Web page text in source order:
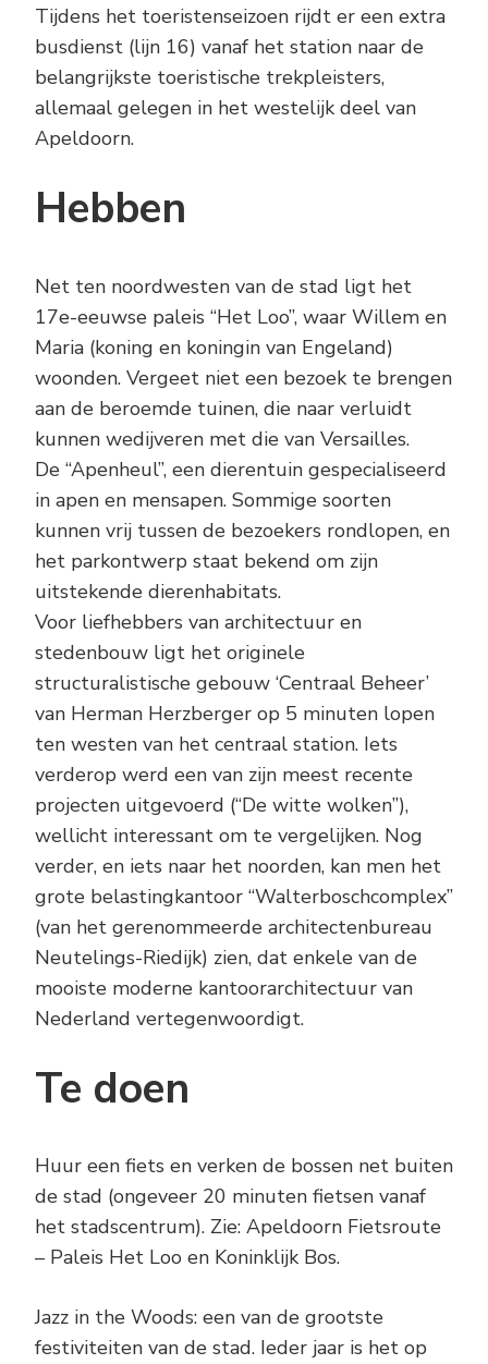
Tijdens het toeristenseizoen rijdt er een extra
busdienst (lijn 16) vanaf het station naar de
belangrijkste toeristische trekpleisters,
allemaal gelegen in het westelijk deel van
Apeldoorn.
Hebben
Net ten noordwesten van de stad ligt het
17e-eeuwse paleis “Het Loo”, waar Willem en
Maria (koning en koningin van Engeland)
woonden. Vergeet niet een bezoek te brengen
aan de beroemde tuinen, die naar verluidt
kunnen wedijveren met die van Versailles.
De “Apenheul”, een dierentuin gespecialiseerd
in apen en mensapen. Sommige soorten
kunnen vrij tussen de bezoekers rondlopen, en
het parkontwerp staat bekend om zijn
uitstekende dierenhabitats.
Voor liefhebbers van architectuur en
stedenbouw ligt het originele
structuralistische gebouw ‘Centraal Beheer’
van Herman Herzberger op 5 minuten lopen
ten westen van het centraal station. Iets
verderop werd een van zijn meest recente
projecten uitgevoerd (“De witte wolken”),
wellicht interessant om te vergelijken. Nog
verder, en iets naar het noorden, kan men het
grote belastingkantoor “Walterboschcomplex”
(van het gerenommeerde architectenbureau
Neutelings-Riedijk) zien, dat enkele van de
mooiste moderne kantoorarchitectuur van
Nederland vertegenwoordigt.
Te doen
Huur een fiets en verken de bossen net buiten
de stad (ongeveer 20 minuten fietsen vanaf
het stadscentrum). Zie: Apeldoorn Fietsroute
– Paleis Het Loo en Koninklijk Bos.
Jazz in the Woods: een van de grootste
festiviteiten van de stad. Ieder jaar is het op